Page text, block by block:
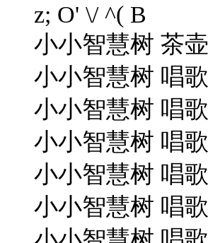
z; O' \/ ^( B
小小智慧树 茶
小小智慧树 唱
小小智慧树 唱
小小智慧树 唱
小小智慧树 唱
小小智慧树 唱